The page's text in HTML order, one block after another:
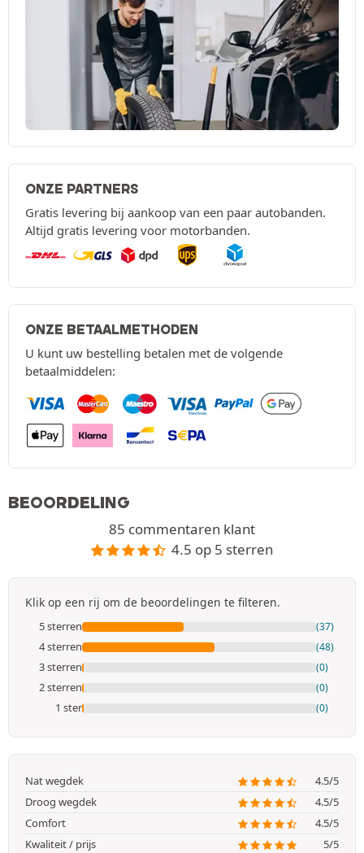
ONZE PARTNERS
Gratis levering bij aankoop van een paar autobanden.
Altijd gratis levering voor motorbanden.
ONZE BETAALMETHODEN
U kunt uw bestelling betalen met de volgende
betaalmiddelen:
BEOORDELING
85 commentaren klant
4.5 op 5 sterren
Klik op een rij om de beoordelingen te filteren.
5 sterren (37)
4 sterren (48)
3 sterren (0)
2 sterren (0)
1 ster (0)
Nat wegdek
4.5/5
Droog wegdek
4.5/5
Comfort
4.5/5
Kwaliteit / prijs
5/5